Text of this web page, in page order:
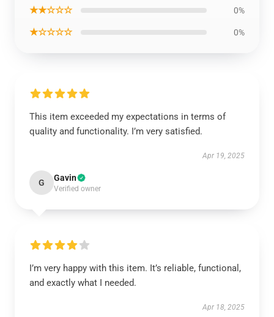
★★☆☆☆ 0%
★☆☆☆☆ 0%
This item exceeded my expectations in terms of
quality and functionality. I’m very satisfied.
Apr 19, 2025
G Gavin
Verified owner
I’m very happy with this item. It’s reliable, functional,
and exactly what I needed.
Apr 18, 2025